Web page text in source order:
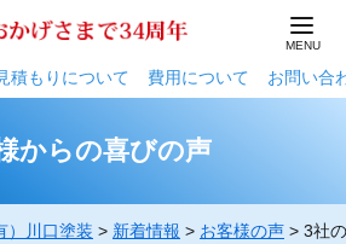
積もりについて 費用について お問い合
からの喜びの声
）川口塗装 > 新着情報 > お客様の声 > 3社